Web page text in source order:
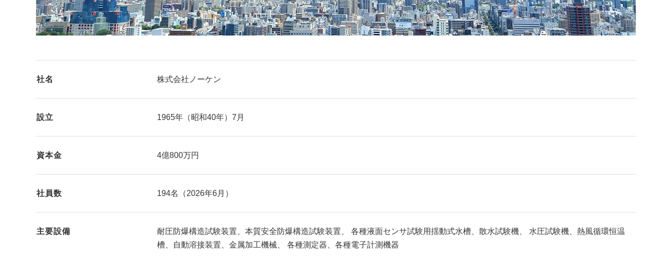
社名 株式会社ノーケン
設立 1965年（昭和40年）7月
資本金 4億800万円
社員数 194名（2026年6月）
主要設備
耐圧防爆構造試験装置、本質安全防爆構造試験装置、 各種液面センサ試験用揺動式水槽、散水試験機、 水圧試験機、熱風循環恒温
槽、自動溶接装置、金属加工機械、 各種測定器、各種電子計測機器